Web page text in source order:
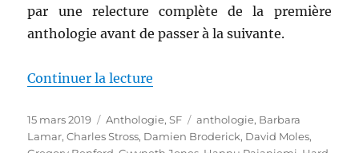
par une relecture complète de la première
anthologie avant de passer à la suivante.
Continuer la lecture
Publié
le
15 mars 2019 Catégories
Anthologie,SF Étiquettes
anthologie, Barbara
Lamar,Charles Stross, Damien Broderick, David Moles,